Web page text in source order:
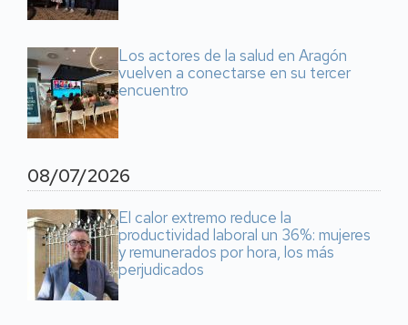
Los actores de la salud en Aragón
vuelven a conectarse en su tercer
encuentro
08/07/2026
El calor extremo reduce la
productividad laboral un 36%: mujeres
y remunerados por hora, los más
perjudicados